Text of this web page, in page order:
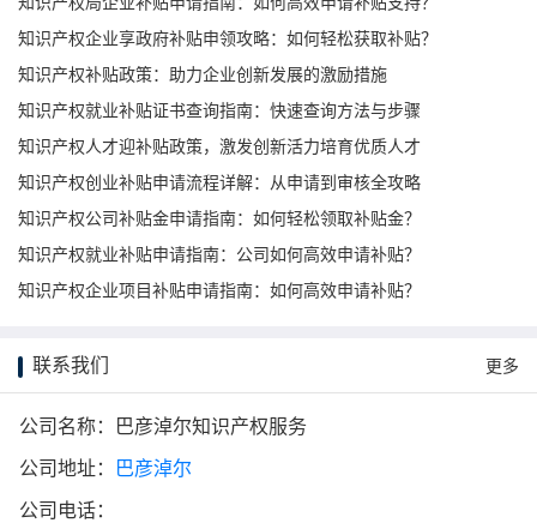
知识产权企业享政府补贴申领攻略：如何轻松获取补贴？
知识产权补贴政策：助力企业创新发展的激励措施
知识产权就业补贴证书查询指南：快速查询方法与步骤
知识产权人才迎补贴政策，激发创新活力培育优质人才
知识产权创业补贴申请流程详解：从申请到审核全攻略
知识产权公司补贴金申请指南：如何轻松领取补贴金？
知识产权就业补贴申请指南：公司如何高效申请补贴？
知识产权企业项目补贴申请指南：如何高效申请补贴？
联系我们 更多
公司名称：巴彦淖尔知识产权服务
公司地址： 巴彦淖尔
公司电话：